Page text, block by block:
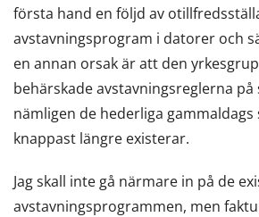
första hand en följd av
avstavningsprogram i datorer och
en annan orsak är att den
behärskade avstavningsreglerna
nämligen de hederliga
knappast längre existerar.
Jag skall inte gå närmare in på de
avstavningsprogrammen, men